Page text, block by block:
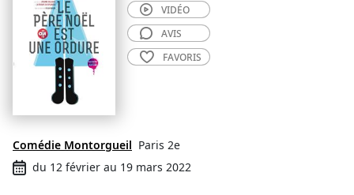
Comédie Montorgueil Paris 2e
du 12 février au 19 mars 2022
VIDÉO
AVIS
FAVORIS